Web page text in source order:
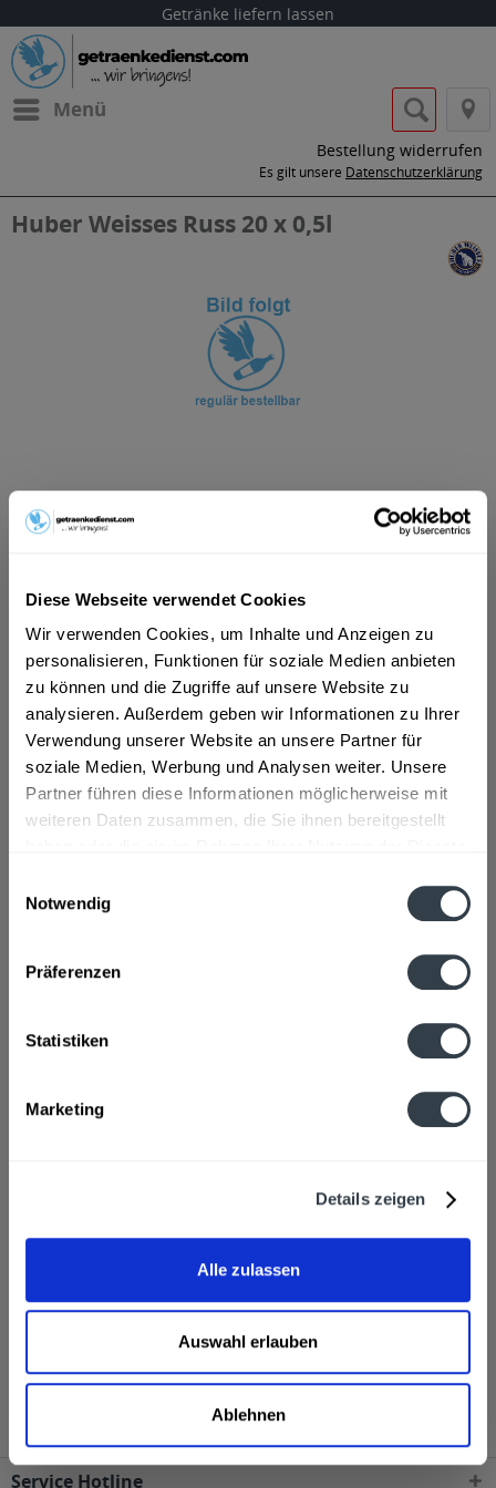
Diese Webseite verwendet Cookies
Wir verwenden Cookies, um Inhalte und Anzeigen zu
personalisieren, Funktionen für soziale Medien anbieten
zu können und die Zugriffe auf unsere Website zu
analysieren. Außerdem geben wir Informationen zu Ihrer
Verwendung unserer Website an unsere Partner für
soziale Medien, Werbung und Analysen weiter. Unsere
Partner führen diese Informationen möglicherweise mit
weiteren Daten zusammen, die Sie ihnen bereitgestellt
Notwendig
Präferenzen
Statistiken
Marketing
Details zeigen
Alle zulassen
Auswahl erlauben
Ablehnen
Getränke liefern lassen
Menü
Bestellung widerrufen
Es gilt unsere Datenschutzerklärung
Huber Weisses Russ 20 x 0,5l
inkl. MwSt.ggf. zzgl. Erschwerniszuschlag
Vorrätig
MEHRWEG
+3,10 € Pfand
In den Warenkorb
Artikel-Nr.:
27691
Verfügbar in:
mehr
Zutaten und Allergene
mehr
Ähnliche Artikel
Kunden haben sich ebenfalls angesehen
Huber Weisses Russ 20 x 0,5l wird in den folgenden
Regionen, Städten, Orten und Postleitzahl-Gebieten
geliefert
Service Hotline